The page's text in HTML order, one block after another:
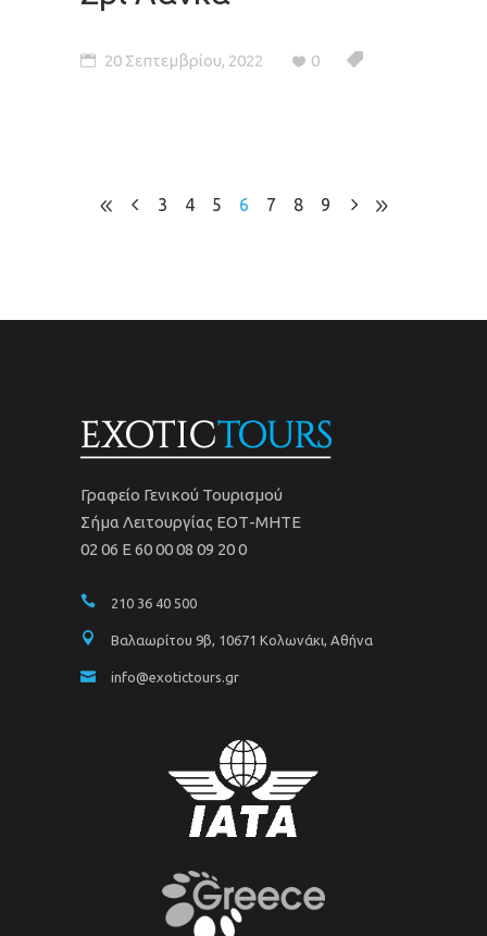
20 Σεπτεμβρίου, 2022 0
3 4 5 6 7 8 9
Γραφείο Γενικού Τουρισμού
Σήμα Λειτουργίας ΕΟΤ-ΜΗΤΕ
02 06 Ε 60 00 08 09 20 0
210 36 40 500
Βαλαωρίτου 9β, 10671 Κολωνάκι, Αθήνα
info@exotictours.gr